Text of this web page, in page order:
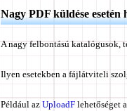
Nagy PDF küldése
A nagy felbontású katalógusok,
Ilyen esetekben a fájlátviteli
Például az UploadF lehetőséget